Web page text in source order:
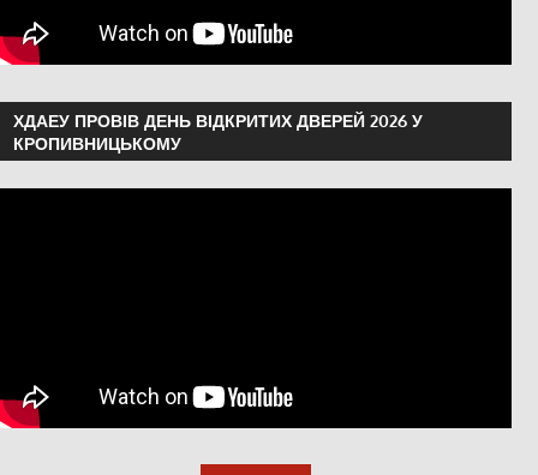
ХДАЕУ ПРОВІВ ДЕНЬ ВІДКРИТИХ ДВЕРЕЙ 2026 У
КРОПИВНИЦЬКОМУ